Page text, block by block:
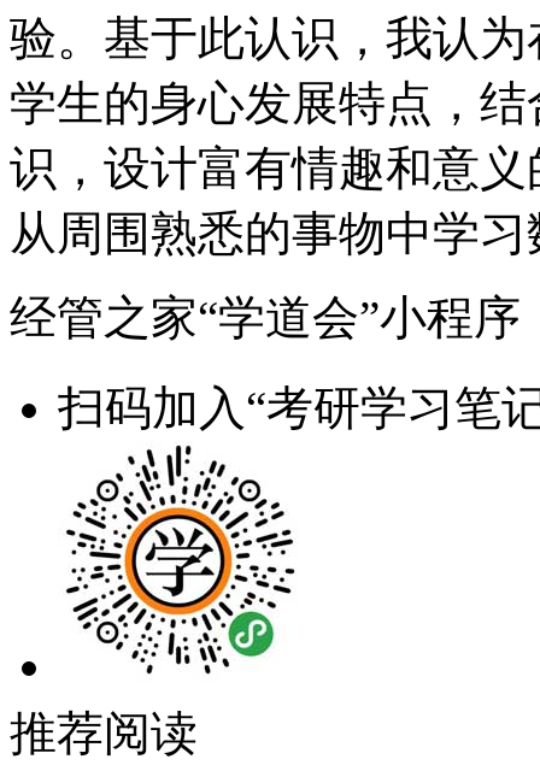
验。基于此认识，我认
学生的身心发展特点，
识，设计富有情趣和意
从周围熟悉的事物中学
经管之家“学道会”小程序
扫码加入“考研学习笔
推荐阅读